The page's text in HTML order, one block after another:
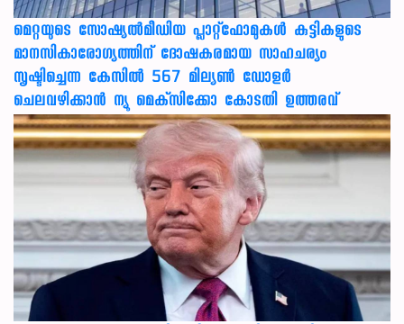
മെറ്റയുടെ സോഷ്യല്‍മീഡിയ പ്ലാറ്റ്‌ഫോമുകള്‍ കുട്ടികളുടെ
മാനസികാരോഗ്യത്തിന് ദോഷകരമായ സാഹചര്യം
സൃഷ്ടിച്ചെന്ന കേസില്‍ 567 മില്യണ്‍ ഡോളര്‍
ചെലവഴിക്കാന്‍ ന്യൂ മെക്‌സിക്കോ കോടതി ഉത്തരവ്